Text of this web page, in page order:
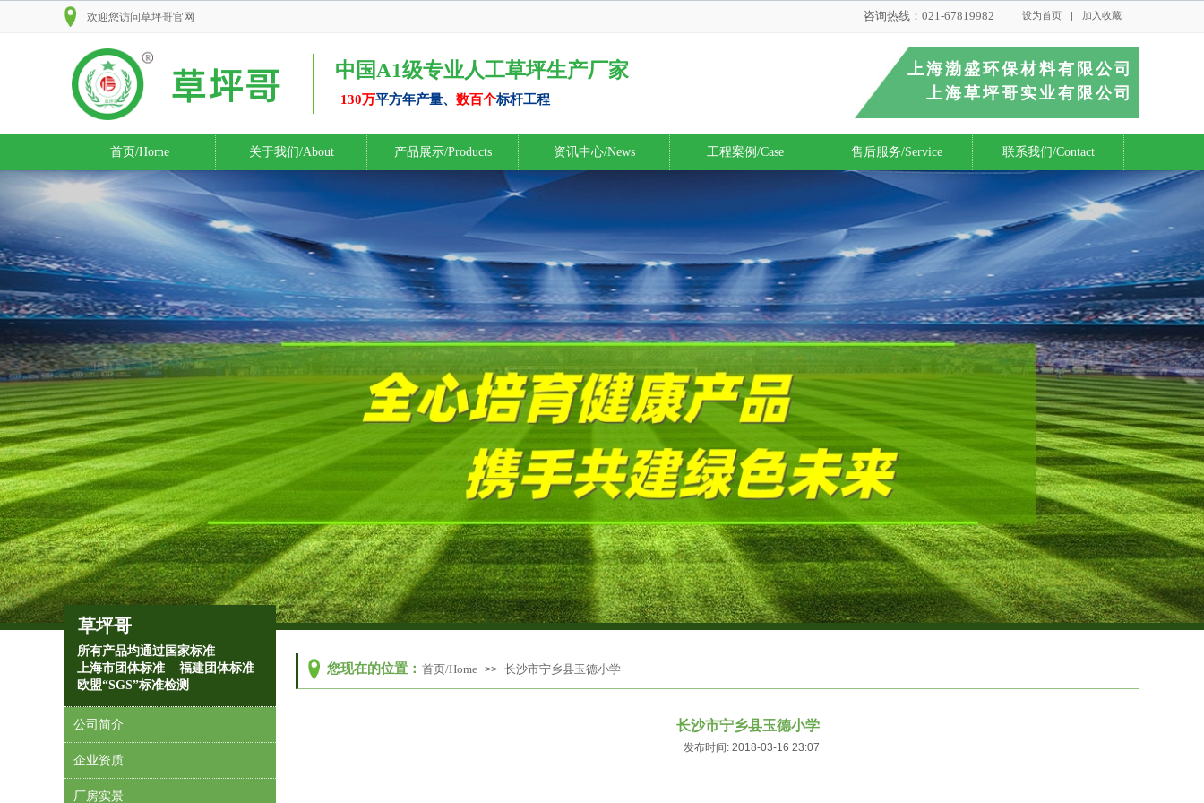
设为首页 | 加入收藏
咨询热线： 021-67819982
欢迎您访问草坪哥官网
中国A1级专业人工草坪生产厂家
上海渤盛环保材料有限公司
上海草坪哥实业有限公司
130万平方年产量、 数百个标杆工程
首页/Home 关于我们/About 产品展示/Products 资讯中心/News 工程案例/Case 售后服务/Service 联系我们/Contact
草坪哥
所有产品均通过国家标准
上海市团体标准 福建团体标准
欧盟“SGS”标准检测
您现在的位置： 首页/Home >> 长沙市宁乡县玉德小学
公司简介
企业资质
厂房实景
长沙市宁乡县玉德小学
发布时间: 2018-03-16 23:07